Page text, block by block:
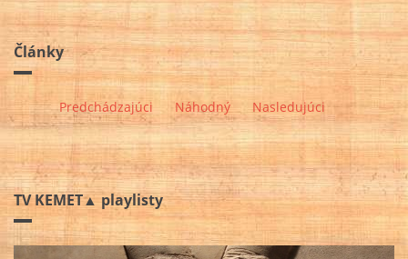
Články
Predchádzajúci Náhodný Nasledujúci
TV KEMET▲ playlisty